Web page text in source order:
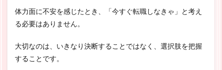
体力面に不安を感じたとき、「今すぐ転職しなきゃ」と考え
る必要はありません。
大切なのは、いきなり決断することではなく、選択肢を把握
することです。